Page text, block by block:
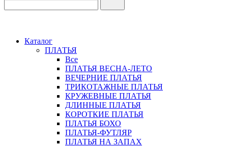
Каталог
ПЛАТЬЯ
Все
ПЛАТЬЯ ВЕСНА-ЛЕТО
ВЕЧЕРНИЕ ПЛАТЬЯ
ТРИКОТАЖНЫЕ ПЛАТЬЯ
КРУЖЕВНЫЕ ПЛАТЬЯ
ДЛИННЫЕ ПЛАТЬЯ
КОРОТКИЕ ПЛАТЬЯ
ПЛАТЬЯ БОХО
ПЛАТЬЯ-ФУТЛЯР
ПЛАТЬЯ НА ЗАПАХ